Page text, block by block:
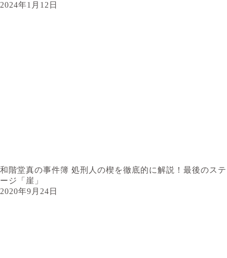
2024年1月12日
和階堂真の事件簿 処刑人の楔を徹底的に解説！最後のステ
ージ「崖」
2020年9月24日